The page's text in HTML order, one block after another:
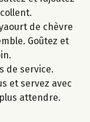
de chèvre
Goûtez et
de service.
et servez avec
attendre.